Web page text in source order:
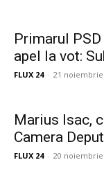
Primarul PSD
apel la vot:
FLUX 24 - 21 noiembrie
Marius Isac,
Camera
FLUX 24 - 20 noiembrie